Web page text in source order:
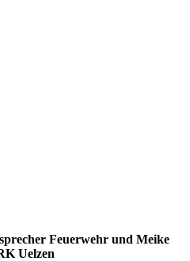
Feuerwehr und Meike
Uelzen